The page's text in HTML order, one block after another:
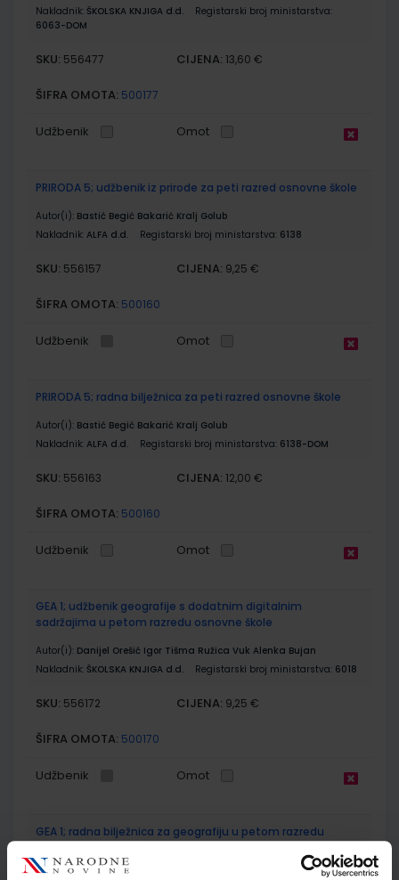
Nakladnik: ŠKOLSKA KNJIGA d.d.
Registarski broj ministarstva:
6063-DOM
SKU: 556477 CIJENA: 13,60 €
ŠIFRA OMOTA: 500177
Udžbenik Omot
PRIRODA 5; udžbenik iz prirode za peti razred osnovne škole
Autor(i): Bastić Begić Bakarić Kralj Golub
Nakladnik: ALFA d.d. Registarski broj ministarstva: 6138
SKU: 556157 CIJENA: 9,25 €
ŠIFRA OMOTA: 500160
Udžbenik Omot
PRIRODA 5; radna bilježnica za peti razred osnovne škole
Autor(i): Bastić Begić Bakarić Kralj Golub
Nakladnik: ALFA d.d. Registarski broj ministarstva: 6138-DOM
SKU: 556163 CIJENA: 12,00 €
ŠIFRA OMOTA: 500160
Udžbenik Omot
GEA 1; udžbenik geografije s dodatnim digitalnim
sadržajima u petom razredu osnovne škole
Autor(i): Danijel Orešić Igor Tišma Ružica Vuk Alenka Bujan
Nakladnik: ŠKOLSKA KNJIGA d.d. Registarski broj ministarstva: 6018
SKU: 556172 CIJENA: 9,25 €
ŠIFRA OMOTA: 500170
Udžbenik Omot
GEA 1; radna bilježnica za geografiju u petom razredu
Autor(i):
Danijel Orešić Igor Tišma Ružica Vuk Alenka Bujan